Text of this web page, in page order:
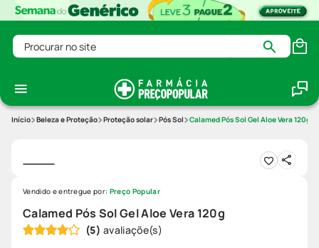
Procurar no site
Beleza e Proteção Proteção solar Pós Sol Calamed Pós Sol Gel Aloe Vera 120g
Calamed Pós Sol Gel Aloe Vera 120g
(5)
Vendido e entregue por: Preço Popular